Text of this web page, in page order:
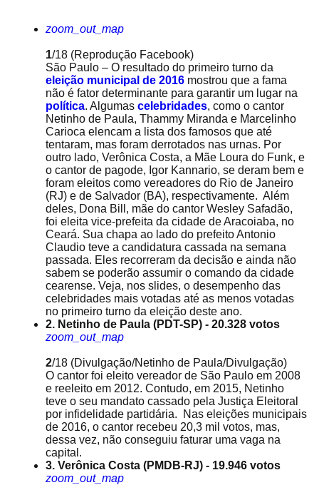
zoom_out_map
1/18 (Reprodução Facebook)
São Paulo – O resultado do primeiro turno da
eleição municipal de 2016 mostrou que a fama
não é fator determinante para garantir um lugar na
política. Algumas celebridades, como o cantor
Netinho de Paula, Thammy Miranda e Marcelinho
Carioca elencam a lista dos famosos que até
tentaram, mas foram derrotados nas urnas. Por
outro lado, Verônica Costa, a Mãe Loura do Funk, e
o cantor de pagode, Igor Kannario, se deram bem e
foram eleitos como vereadores do Rio de Janeiro
(RJ) e de Salvador (BA), respectivamente. Além
deles, Dona Bill, mãe do cantor Wesley Safadão,
foi eleita vice-prefeita da cidade de Aracoiaba, no
Ceará. Sua chapa ao lado do prefeito Antonio
Claudio teve a candidatura cassada na semana
passada. Eles recorreram da decisão e ainda não
sabem se poderão assumir o comando da cidade
cearense. Veja, nos slides, o desempenho das
celebridades mais votadas até as menos votadas
no primeiro turno da eleição deste ano.
2. Netinho de Paula (PDT-SP) - 20.328 votos
zoom_out_map
2/18 (Divulgação/Netinho de Paula/Divulgação)
O cantor foi eleito vereador de São Paulo em 2008
e reeleito em 2012. Contudo, em 2015, Netinho
teve o seu mandato cassado pela Justiça Eleitoral
por infidelidade partidária. Nas eleições municipais
de 2016, o cantor recebeu 20,3 mil votos, mas,
dessa vez, não conseguiu faturar uma vaga na
capital.
3. Verônica Costa (PMDB-RJ) - 19.946 votos
zoom_out_map